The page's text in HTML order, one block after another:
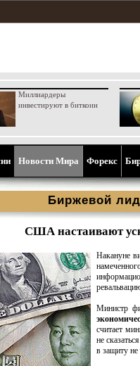
Миллиардеры
инвестируют в биткоин
Новости Мира Форекс
Биржевой
США настаивают
Накануне
Министр
считает
не
в защиту не